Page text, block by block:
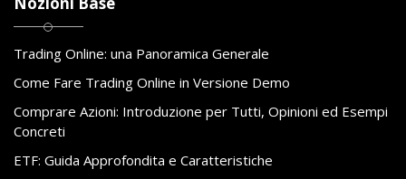
Trading Online: una Panoramica Generale
Come Fare Trading Online in Versione Demo
Comprare Azioni: Introduzione per Tutti, Opinioni ed Esempi
Concreti
ETF: Guida Approfondita e Caratteristiche